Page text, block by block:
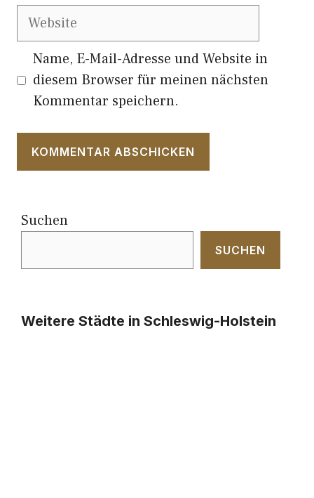
Website
Name, E-Mail-Adresse und Website in
diesem Browser für meinen nächsten
Kommentar speichern.
Suchen
SUCHEN
Weitere Städte in Schleswig-Holstein